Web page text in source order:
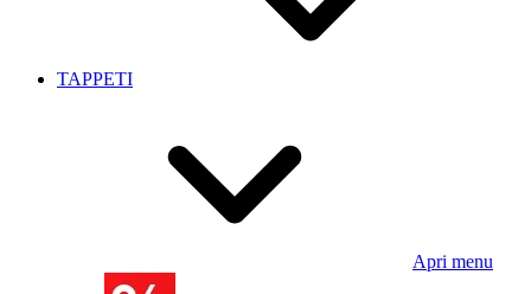
TAPPETI
Apri menu